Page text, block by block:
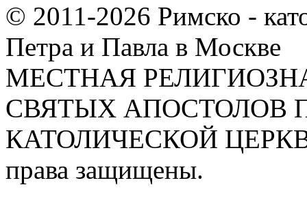
© 2011-2026 Римско -
Петра и Павла в Москве
МЕСТНАЯ
СВЯТЫХ АПОСТОЛОВ
КАТОЛИЧЕСКОЙ
права защищены.